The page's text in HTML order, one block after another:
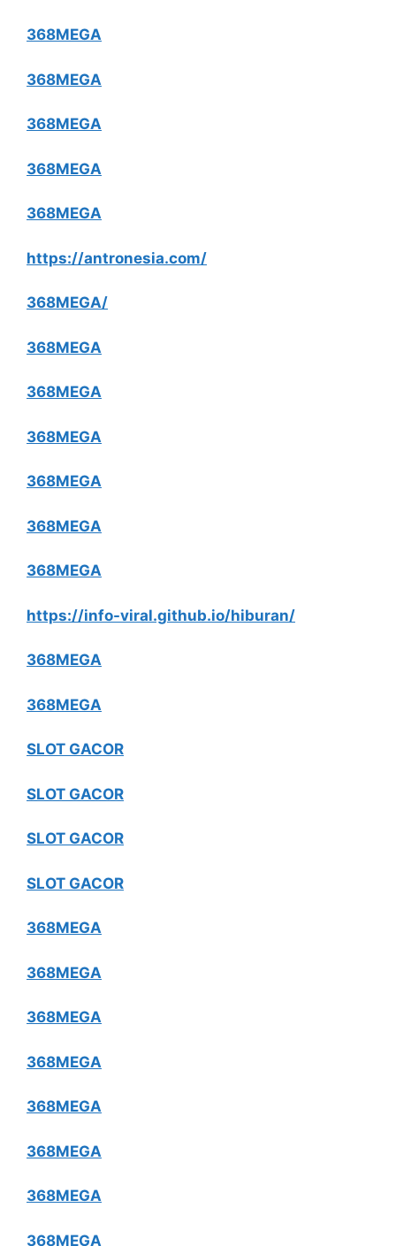
368MEGA
368MEGA
368MEGA
368MEGA
368MEGA
https://antronesia.com/
368MEGA/
368MEGA
368MEGA
368MEGA
368MEGA
368MEGA
368MEGA
https://info-viral.github.io/hiburan/
368MEGA
368MEGA
SLOT GACOR
SLOT GACOR
SLOT GACOR
SLOT GACOR
368MEGA
368MEGA
368MEGA
368MEGA
368MEGA
368MEGA
368MEGA
368MEGA